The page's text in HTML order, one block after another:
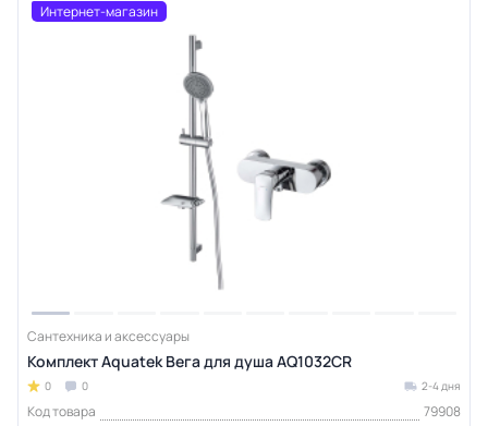
Интернет-магазин
Сантехника и аксессуары
Комплект Aquatek Вега для душа AQ1032CR
0 0 2-4 дня
Код товара
79908